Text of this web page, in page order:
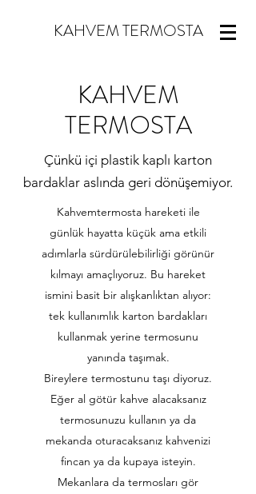
KAHVEM TERMOSTA
KAHVEM
TERMOSTA
Çünkü içi plastik kaplı karton
bardaklar aslında geri dönüşemiyor.
Kahvemtermosta hareketi ile
günlük hayatta küçük ama etkili
adımlarla sürdürülebilirliği görünür
kılmayı amaçlıyoruz. Bu hareket
ismini basit bir alışkanlıktan alıyor:
tek kullanımlık karton bardakları
kullanmak yerine termosunu
yanında taşımak.
Bireylere termostunu taşı diyoruz.
Eğer al götür kahve alacaksanız
termosunuzu kullanın ya da
mekanda oturacaksanız kahvenizi
fincan ya da kupaya isteyin.
Mekanlara da termosları gör